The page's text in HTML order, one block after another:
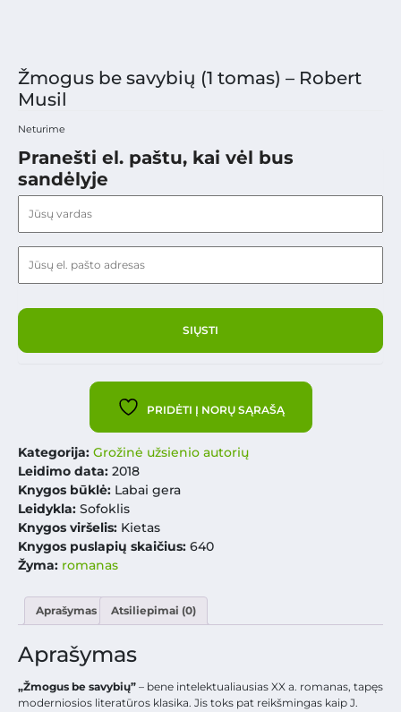
Žmogus be savybių (1 tomas) – Robert
Musil
Neturime
Pranešti el. paštu, kai vėl bus
sandėlyje
PRIDĖTI Į NORŲ SĄRAŠĄ
Kategorija: Grožinė užsienio autorių
Leidimo data: 2018
Knygos būklė: Labai gera
Leidykla: Sofoklis
Knygos viršelis: Kietas
Knygos puslapių skaičius: 640
Žyma: romanas
Aprašymas Atsiliepimai (0)
Aprašymas
„Žmogus be savybių” – bene intelektualiausias XX a. romanas, tapęs
moderniosios literatūros klasika. Jis toks pat reikšmingas kaip J.